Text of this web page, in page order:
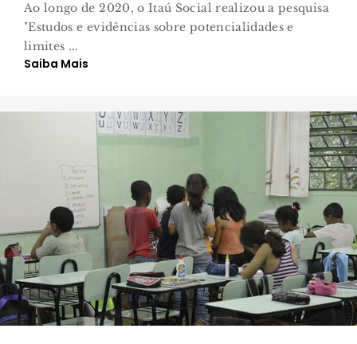
Ao longo de 2020, o Itaú Social realizou a pesquisa
"Estudos e evidências sobre potencialidades e
limites ...
Saiba Mais